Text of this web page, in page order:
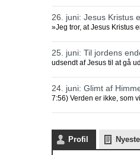
26. juni: Jesus Kristus
»Jeg tror, at Jesus Kristus
25. juni: Til jordens
udsendt af Jesus til at gå
24. juni: Glimt af
7:56) Verden er ikke, som
Profil